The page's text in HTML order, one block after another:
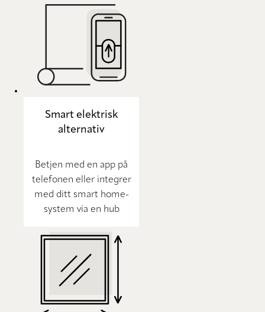
Smart elektrisk
alternativ
Betjen med en app på
telefonen eller integrer
med ditt smart home-
system via en hub